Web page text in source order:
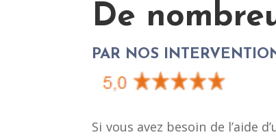
De
PAR NOS
Si vous avez besoin de l’aide